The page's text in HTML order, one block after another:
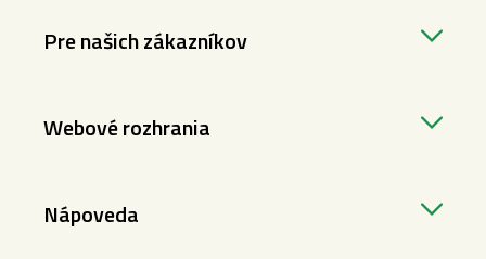
Pre našich zákazníkov
Webové rozhrania
Nápoveda